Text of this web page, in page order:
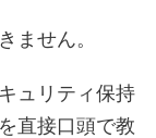
ません。
ュリティ保持
直接口頭で教